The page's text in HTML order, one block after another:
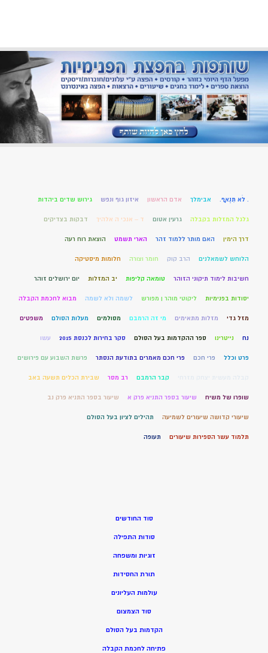
. לֹא תִנְאָף. אבימלך אדם הראשון איזון גוף ונפש גירוש שדים ביהדות
גלגל המזלות בקבלה גרעין אטום ד – אנכי ה אלהיך דבקות בצדיקים
דרך הימין האם מותר ללמוד זהר הארי תשמט הוצאת רוח רעה
הלוחש לשמאלנים הרב קוק חומר וצורה חלומות מיסטיקה
חשיבות לימוד תיקוני הזוהר טומאה קליפות יב המזלות יום ירושלים זוהר
יסודות בפנימיות ליקוטי מוהר ן מפורש לשמה ולא לשמה מבוא לחכמת הקבלה
מזל גדי מזלות מתאימים מי זה הרמבם מסולמים מעלות הסולם משפטים
נח נייטרינו ספר ההקדמות בעל הסולם סקר בחירות לכנסת 2015 עשו
פרט וכלל פרי חכם פרי חכם מאמרים בתודעת הנסתר פרשת השבוע עם פירושים
קבר הרמבם רב מסר שבירת הכלים תשעה באב
שופרו של משיח שיעור בספר התניא פרק א שיעור בספר התניא פרק נב
שיעורי קדושה שיעורים לשמיעה תהילים לציון בעל הסולם
תלמוד עשר הספירות שיעורים תעופה
סוד החודשים
סודות התפילה
זוגיות ומשפחה
תורת החסידות
עולמות העליונים
סוד הצמצום
הקדמות בעל הסולם
פתיחה לחכמת הקבלה